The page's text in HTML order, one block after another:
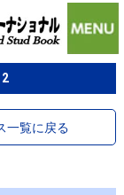
一覧に戻る